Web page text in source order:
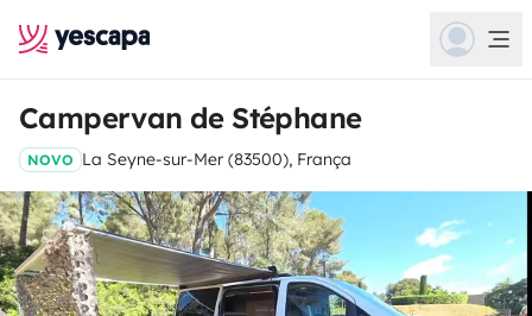
Campervan de Stéphane
NOVO La Seyne-sur-Mer (83500), França